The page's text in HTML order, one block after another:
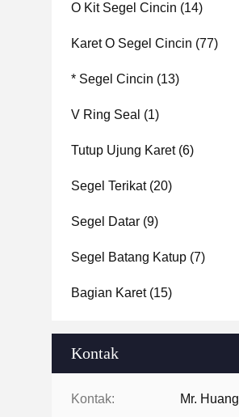
O Kit Segel Cincin (14)
Karet O Segel Cincin (77)
* Segel Cincin (13)
V Ring Seal (1)
Tutup Ujung Karet(6)
Segel Terikat(20)
Segel Datar (9)
Segel Batang Katup (7)
Bagian Karet(15)
Kontak
Kontak: Mr. Huang